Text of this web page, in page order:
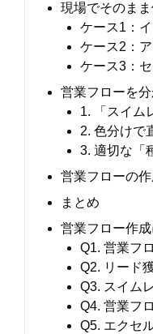
現場でそのま
ケース1：
ケース2：
ケース3：
営業フローを
1. 「スイム
2. 色分けで
3. 適切な「
営業フローの
まとめ
営業フロー作
Q1. 営業フ
Q2. リード
Q3. スイム
Q4. 営業フ
Q5. エクセ